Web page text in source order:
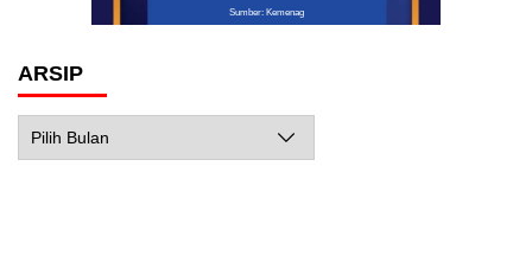
Sumber: Kemenag
ARSIP